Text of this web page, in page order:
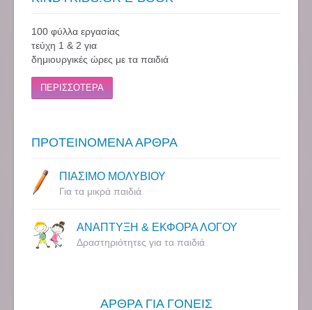
100 φύλλα εργασίας
τεύχη 1 & 2 για
δημιουργικές ώρες με τα παιδιά
ΠΕΡΙΣΣΟΤΕΡΑ
ΠΡΟΤΕΙΝΟΜΕΝΑ ΑΡΘΡΑ
ΠΙΑΣΙΜΟ ΜΟΛΥΒΙΟΥ
Για τα μικρά παιδιά
ΑΝΑΠΤΥΞΗ & ΕΚΦΟΡΑ ΛΟΓΟΥ
Δραστηριότητες για τα παιδιά
ΑΡΘΡΑ ΓΙΑ ΓΟΝΕΙΣ